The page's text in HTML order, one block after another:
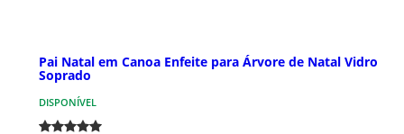
Pai Natal em Canoa Enfeite para Árvore de Natal Vidro
Soprado
DISPONÍVEL